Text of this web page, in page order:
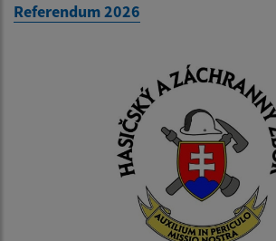
Referendum 2026